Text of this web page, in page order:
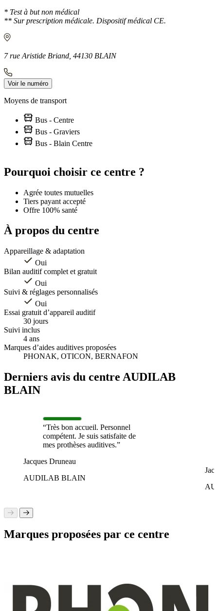
* Test à but non médical
** Sur prescription médicale. Dispositif médical CE.
7 rue Aristide Briand, 44130 BLAIN
Voir le numéro
Moyens de transport
Bus - Centre
Bus - Graviers
Bus - Blain Centre
+
Pourquoi choisir ce centre ?
Agrée toutes mutuelles
Tiers payant accepté
Offre 100% santé
À propos du centre
Appareillage & adaptation
Oui
Bilan auditif complet et gratuit
Oui
Suivi & réglages personnalisés
Oui
Essai gratuit d’appareil auditif
30 jours
Suivi inclus
4 ans
Marques d’aides auditives proposées
PHONAK, OTICON, BERNAFON
Derniers avis du centre AUDILAB
BLAIN
“Très bon accueil. Personnel
compétent. Je suis satisfaite de
mes prothèses auditives.”
Jacques Druneau
AUDILAB BLAIN
Marques proposées par ce centre